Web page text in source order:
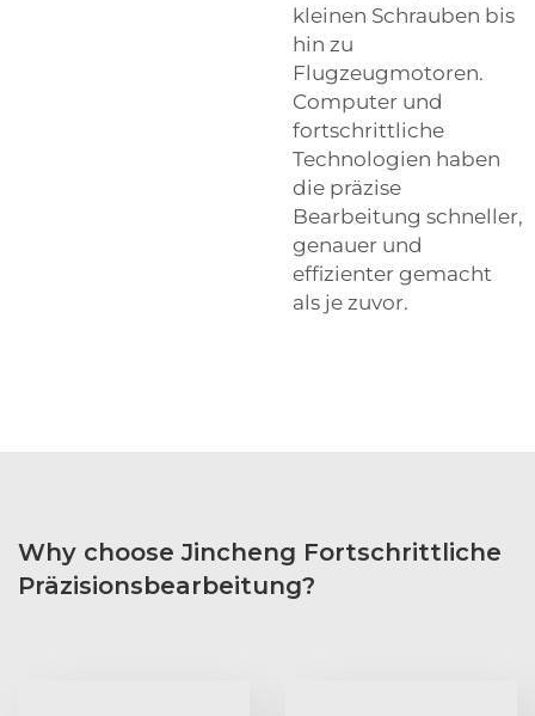
kleinen Schrauben bis
hin zu
Flugzeugmotoren.
Computer und
fortschrittliche
Technologien haben
die präzise
Bearbeitung schneller,
genauer und
effizienter gemacht
als je zuvor.
Why choose Jincheng Fortschrittliche
Präzisionsbearbeitung?